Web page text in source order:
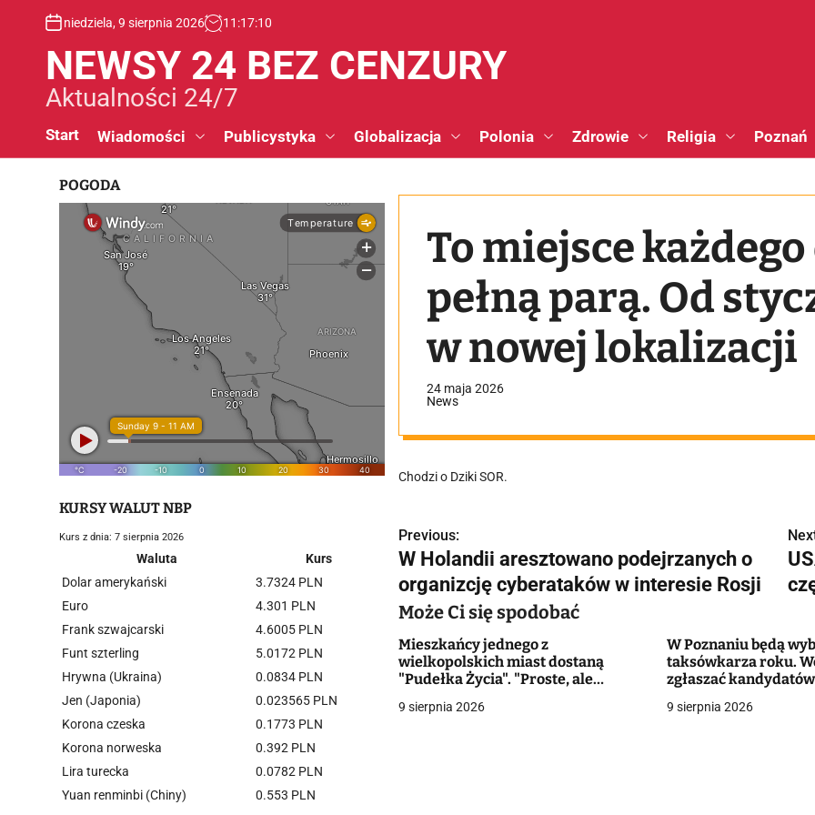
niedziela, 9 sierpnia 2026 11 :17:11
NEWSY 24 BEZ CENZURY
Aktualności 24/7
Start Wiadomości Publicystyka Globalizacja Polonia Zdrowie Religia Poznań
To miejsce
pełną parą. Od
w nowej lokalizacji
24 maja 2026
News
Chodzi o Dziki SOR.
N
a
w
i
g
a
Previous:
W Holandii aresztowano podejrzanych o
organizcję cyberataków w interesie Rosji
Może Ci się spodobać
Mieszkańcy jednego z
wielkopolskich miast dostaną
"Pudełka Życia". "Proste, ale
9 sierpnia 2026
W Poznaniu będą
taksówkarza roku.
zgłaszać kandydatów
9 sierpnia 2026
POGODA
KURSY WALUT NBP
Kurs z dnia: 7 sierpnia 2026
Waluta
Kurs
Dolar amerykański
3.7324 PLN
Euro
4.301 PLN
Frank szwajcarski
4.6005 PLN
Funt szterling
5.0172 PLN
Hrywna (Ukraina)
0.0834 PLN
Jen (Japonia)
0.023565 PLN
Korona czeska
0.1773 PLN
Korona norweska
0.392 PLN
Lira turecka
0.0782 PLN
Yuan renminbi (Chiny)
0.553 PLN